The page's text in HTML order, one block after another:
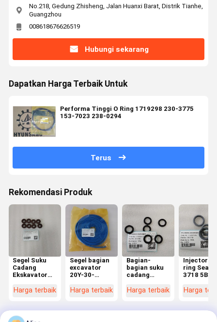
No.218, Gedung Zhisheng, Jalan Huanxi Barat, Distrik Tianhe,
Guangzhou
008618676626519
Hubungi sekarang
Dapatkan Harga Terbaik Untuk
Performa Tinggi O Ring 1719298 230-3775
153-7023 238-0294
Terus
Rekomendasi Produk
Segel Suku
Cadang
Ekskavator
71150 Untuk
PC300-8
PC350-8
Harga terbaik
Segel bagian
excavator
20Y-30-
20Y3011370
Harga terbaik
Bagian-
bagian suku
cadang
katup segel
3304 3306
Harga terbaik
Injector O-
ring Seal
3718
Excavator
Harga